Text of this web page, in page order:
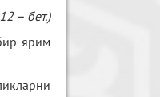
– бет.)
ярим